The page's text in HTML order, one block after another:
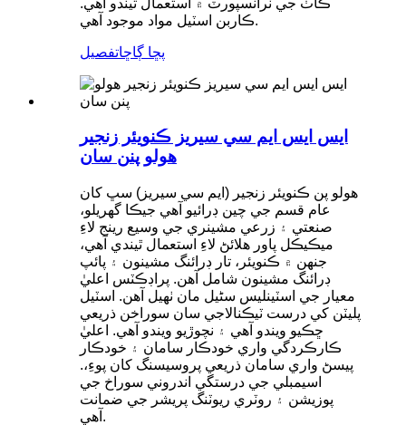
ڪاٺ جي ٽرانسپورٽ ۾ استعمال ٿيندو آهي.
ڪاربن اسٽيل مواد موجود آهي.
پڇا ڳاڇاتفصيل
ايس ايس ايم سي سيريز ڪنويئر زنجير
هولو پنن سان
هولو پن ڪنويئر زنجير (ايم سي سيريز) سڀ کان
عام قسم جي چين ڊرائيو آهي جيڪا گهريلو،
صنعتي ۽ زرعي مشينري جي وسيع رينج لاءِ
ميڪيڪل پاور هلائڻ لاءِ استعمال ٿيندي آهي،
جنهن ۾ ڪنويئر، تار ڊرائنگ مشينون ۽ پائپ
ڊرائنگ مشينون شامل آهن. پراڊڪٽس اعليٰ
معيار جي اسٽينلیس سٹیل مان ٺهيل آهن. اسٽيل
پليٽن کي درست ٽيڪنالاجي سان سوراخن ذريعي
ڇڪيو ويندو آهي ۽ نچوڙيو ويندو آهي. اعليٰ
ڪارڪردگي واري خودڪار سامان ۽ خودڪار
پيسڻ واري سامان ذريعي پروسيسنگ کان پوءِ،.
اسيمبلي جي درستگي اندروني سوراخ جي
پوزيشن ۽ روٽري ريوٽنگ پريشر جي ضمانت
آهي.